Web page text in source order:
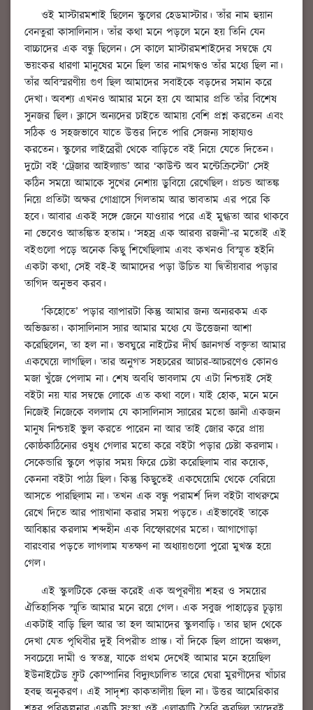
ওই মাস্টারমশাই ছিলেন স্কুলের হেডমাস্টার। তাঁর নাম হুয়ান
বেনতুরা কাসালিনাস। তাঁর কথা মনে পড়লে মনে হয় তিনি যেন
বাচ্চাদের এক বন্ধু ছিলেন। সে কালে মাস্টারমশাইদের সম্বন্ধে যে
ভয়ংকর ধারণা মানুষের মনে ছিল তার নামগন্ধও তাঁর মধ্যে ছিল না।
তাঁর অবিস্মরণীয় গুণ ছিল আমাদের সবাইকে বড়দের সমান করে
দেখা। অবশ্য এখনও আমার মনে হয় যে আমার প্রতি তাঁর বিশেষ
সুনজর ছিল। ক্লাসে অন্যদের চাইতে আমায় বেশি প্রশ্ন করতেন এবং
সঠিক ও সহজভাবে যাতে উত্তর দিতে পারি সেজন্য সাহায্যও
করতেন। স্কুলের লাইব্রেরী থেকে বাড়িতে বই নিয়ে যেতে দিতেন।
দুটো বই ‘ট্রেজার আইল্যান্ড’ আর ‘কাউন্ট অব মন্টেক্রিস্টো’ সেই
কঠিন সময়ে আমাকে সুখের নেশায় ডুবিয়ে রেখেছিল। প্রচন্ড আতঙ্ক
নিয়ে প্রতিটা অক্ষর গোগ্রাসে গিলতাম আর ভাবতাম এর পরে কি
হবে। আবার একই সঙ্গে জেনে যাওয়ার পরে এই মুগ্ধতা আর থাকবে
না ভেবেও আতঙ্কিত হতাম। ‘সহস্র এক আরব্য রজনী’-র মতোই এই
বইগুলো পড়ে অনেক কিছু শিখেছিলাম এবং কখনও বিস্মৃত হইনি
একটা কথা, সেই বই-ই আমাদের পড়া উচিত যা দ্বিতীয়বার পড়ার
তাগিদ অনুভব করব।
‘কিহোতে’ পড়ার ব্যাপারটা কিন্তু আমার জন্য অন্যরকম এক
অভিজ্ঞতা। কাসালিনাস স্যার আমার মধ্যে যে উত্তেজনা আশা
করেছিলেন, তা হল না। ভবঘুরে নাইটের দীর্ঘ জ্ঞানগর্ভ বক্তৃতা আমার
একঘেয়ে লাগছিল। তার অনুগত সহচরের আচার-আচরণেও কোনও
মজা খুঁজে পেলাম না। শেষ অবধি ভাবলাম যে এটা নিশ্চয়ই সেই
বইটা নয় যার সম্বন্ধে লোকে এত কথা বলে। যাই হোক, মনে মনে
নিজেই নিজেকে বললাম যে কাসালিনাস স্যারের মতো জ্ঞানী একজন
মানুষ নিশ্চয়ই ভুল করতে পারেন না আর তাই জোর করে প্রায়
কোষ্ঠকাঠিন্যের ওষুধ গেলার মতো করে বইটা পড়ার চেষ্টা করলাম।
সেকেন্ডারি স্কুলে পড়ার সময় ফিরে চেষ্টা করেছিলাম বার কয়েক,
কেননা বইটা পাঠ্য ছিল। কিন্তু কিছুতেই একঘেয়েমি থেকে বেরিয়ে
আসতে পারছিলাম না। তখন এক বন্ধু পরামর্শ দিল বইটা বাথরুমে
রেখে দিতে আর পায়খানা করার সময় পড়তে। এইভাবেই তাকে
আবিষ্কার করলাম শব্দহীন এক বিস্ফোরণের মতো। আগাগোড়া
বারংবার পড়তে লাগলাম যতক্ষণ না অধ্যায়গুলো পুরো মুখস্ত হয়ে
গেল।
এই স্কুলটিকে কেন্দ্র করেই এক অপূরণীয় শহর ও সময়ের
ঐতিহাসিক স্মৃতি আমার মনে রয়ে গেল। এক সবুজ পাহাড়ের চূড়ায়
একটাই বাড়ি ছিল আর তা হল আমাদের স্কুলবাড়ি। তার ছাদ থেকে
দেখা যেত পৃথিবীর দুই বিপরীত প্রান্ত। বাঁ দিকে ছিল প্রাদো অঞ্চল,
সবচেয়ে দামী ও স্বতন্ত্র, যাকে প্রথম দেখেই আমার মনে হয়েছিল
ইউনাইটেড ফ্রুট কোম্পানির বিদ্যুৎচালিত তারে ঘেরা মুরগীদের খাঁচার
হবহু অনুকরণ। এই সাদৃশ্য কাকতালীয় ছিল না। উত্তর আমেরিকার